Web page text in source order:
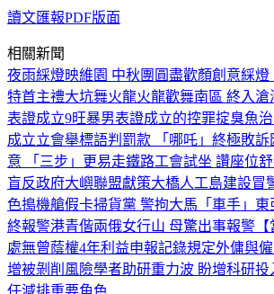
讀文匯報PDF版面
相關新聞
夜雨綵燈映維園 中秋團圓盡歡顏創意綵燈
特首主禮大坑舞火龍火龍歡舞南區 終入滄
表證成立9旺暴男表證成立的控罪掟臭魚
成立立會舉標語判罰款 「哪吒」終極敗訴
意 「三步」更易走鐵路工會試坐 讚座位
盲反政府大嶼聯盟獻策大橋人工島建設冒
色搗機艙假卡掃貨黨 警拘大馬「車手」 東
終報警港青偕兩俄女行山 母驚出事報警
處無曾蔭權4年利益申報記錄規定外傭與
增被剝削風險學者助研重力波 盼增科研投
任減排重要角色